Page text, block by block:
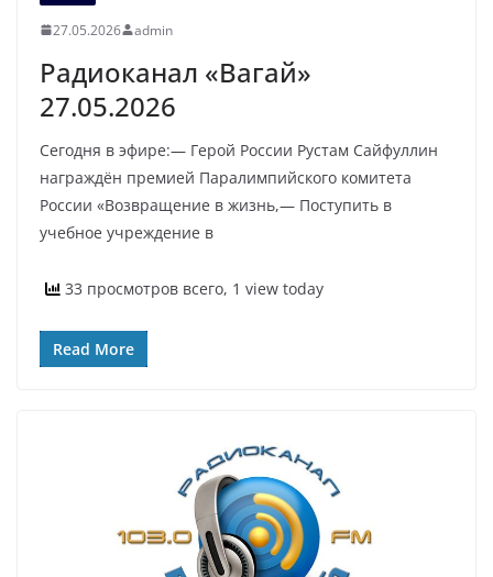
27.05.2026 admin
Радиоканал «Вагай»
27.05.2026
Сегодня в эфире:— Герой России Рустам Сайфуллин
награждён премией Паралимпийского комитета
России «Возвращение в жизнь,— Поступить в
учебное учреждение в
33 просмотров всего, 1 view today
Read More